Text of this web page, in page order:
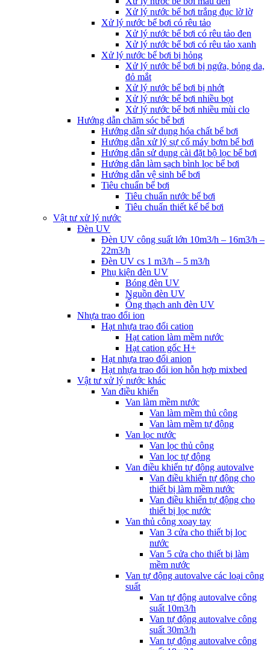
Xử lý nước bể bơi trắng đục lờ lờ
Xử lý nước bể bơi có rêu tảo
Xử lý nước bể bơi có rêu tảo đen
Xử lý nước bể bơi có rêu tảo xanh
Xử lý nước bể bơi bị hỏng
Xử lý nước bể bơi bị ngứa, bỏng da,
đỏ mắt
Xử lý nước bể bơi bị nhớt
Xử lý nước bể bơi nhiều bọt
Xử lý nước bể bơi nhiều mùi clo
Hướng dẫn chăm sóc bể bơi
Hướng dẫn sử dụng hóa chất bể bơi
Hướng dẫn xử lý sự cố máy bơm bể bơi
Hướng dẫn sử dụng cài đặt bộ lọc bể bơi
Hướng dẫn làm sạch bình lọc bể bơi
Hướng dẫn vệ sinh bể bơi
Tiêu chuẩn bể bơi
Tiêu chuẩn nước bể bơi
Tiêu chuẩn thiết kế bể bơi
Vật tư xử lý nước
Đèn UV
Đèn UV công suất lớn 10m3/h – 16m3/h –
22m3/h
Đèn UV cs 1 m3/h – 5 m3/h
Phụ kiện đèn UV
Bóng đèn UV
Nguồn đèn UV
Ống thạch anh đèn UV
Nhựa trao đổi ion
Hạt nhựa trao đổi cation
Hạt cation làm mềm nước
Hạt cation gốc H+
Hạt nhựa trao đổi anion
Hạt nhựa trao đổi ion hỗn hợp mixbed
Vật tư xử lý nước khác
Van điều khiển
Van làm mềm nước
Van làm mềm thủ công
Van làm mềm tự động
Van lọc nước
Van lọc thủ công
Van lọc tự động
Van điều khiển tự động autovalve
Van điều khiển tự động cho
thiết bị làm mềm nước
Van điều khiển tự động cho
thiết bị lọc nước
Van thủ công xoay tay
Van 3 cửa cho thiết bị lọc
nước
Van 5 cửa cho thiết bị làm
mềm nước
Van tự động autovalve các loại công
suất
Van tự động autovalve công
suất 10m3/h
Van tự động autovalve công
suất 30m3/h
Van tự động autovalve công